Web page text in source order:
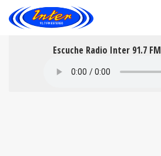
Escuche Radio Inter 91.7 FM